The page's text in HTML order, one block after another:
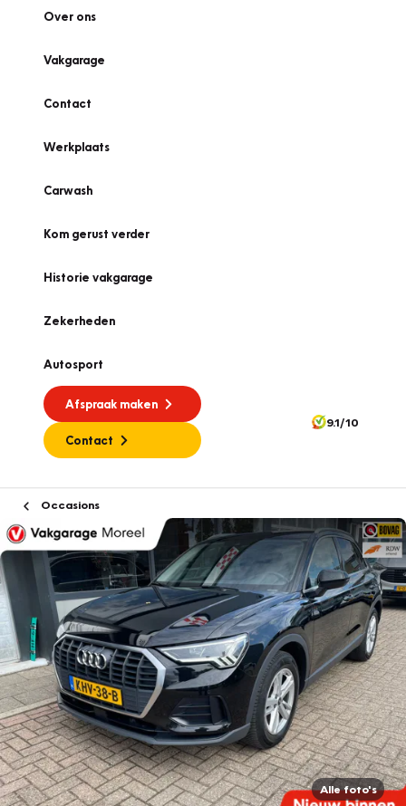
Over ons
Vakgarage
Contact
Werkplaats
Carwash
Kom gerust verder
Historie vakgarage
Zekerheden
Autosport
Afspraak maken
Contact
9.1/10
Occasions
Alle foto's